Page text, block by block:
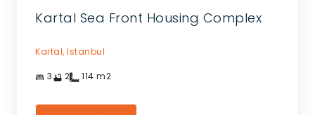
Kartal Sea Front Housing Complex
Kartal, Istanbul
3 2 114 m2